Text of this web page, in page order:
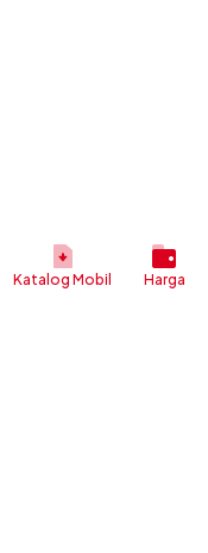
Katalog Mobil Harga